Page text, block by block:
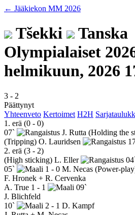
← Jääkiekon MM 2026
Tšekki
Tanska
Olympialaiset
helmikuun, 2026
3 - 2
Päättynyt
Yhteenveto Kertoimet H2H
1. erä (0 - 0)
07`
J. Rutta (Holding the
(Tripping) O. Lauridsen
2. erä (3 - 2)
(High sticking) L. Eller
05`
1 - 0 M. Necas (Power-
F. Hronek + R. Cervenka
A. True 1 - 1
09`
J. Blichfeld
10`
2 - 1 D. Kampf